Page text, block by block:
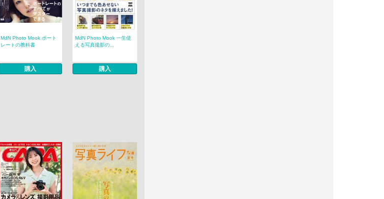
MdN Photo Mook ポート
レートの教科書
購入
MdN Photo Mook 一生使
える写真撮影の...
購入